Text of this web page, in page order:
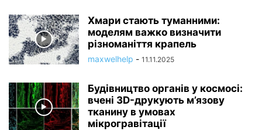
Хмари стають туманними:
моделям важко визначити
різноманіття крапель
maxwelhelp - 11.11.2025
Будівництво органів у космосі:
вчені 3D-друкують м’язову
тканину в умовах
мікрогравітації